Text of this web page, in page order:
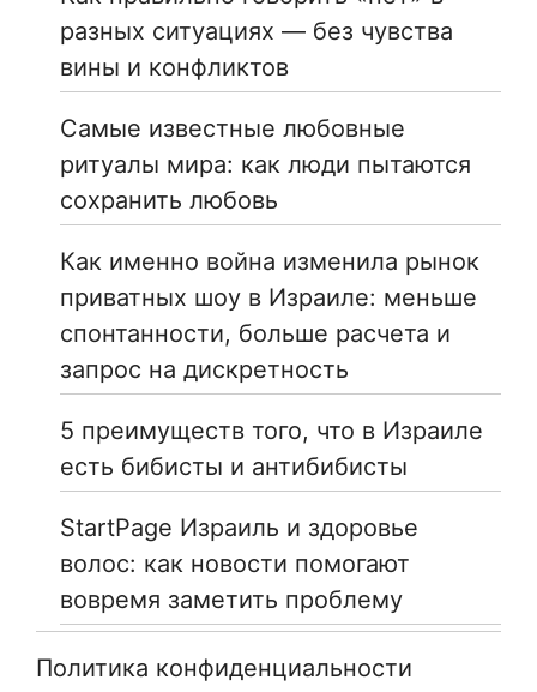
разных ситуациях — без чувства
вины и конфликтов
Самые известные любовные
ритуалы мира: как люди пытаются
сохранить любовь
Как именно война изменила рынок
приватных шоу в Израиле: меньше
спонтанности, больше расчета и
запрос на дискретность
5 преимуществ того, что в Израиле
есть бибисты и антибибисты
StartPage Израиль и здоровье
волос: как новости помогают
вовремя заметить проблему
Политика конфиденциальности